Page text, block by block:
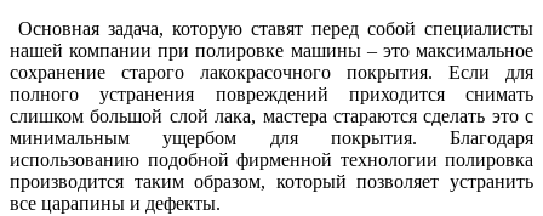
Основная задача, которую ставят перед собой специалисты
нашей компании при полировке машины – это максимальное
сохранение старого лакокрасочного покрытия. Если для
полного устранения повреждений приходится снимать
слишком большой слой лака, мастера стараются сделать это с
минимальным ущербом для покрытия. Благодаря
использованию подобной фирменной технологии полировка
производится таким образом, который позволяет устранить
все царапины и дефекты.